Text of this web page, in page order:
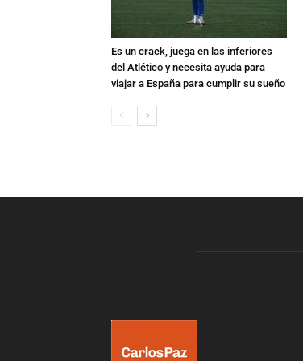
Es un crack, juega en las inferiores
del Atlético y necesita ayuda para
viajar a España para cumplir su sueño